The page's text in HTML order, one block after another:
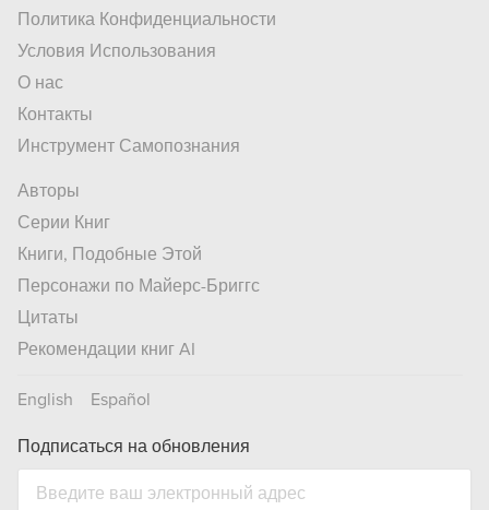
Политика Конфиденциальности
Условия Использования
О нас
Контакты
Инструмент Самопознания
Авторы
Серии Книг
Книги, Подобные Этой
Персонажи по Майерс-Бриггс
Цитаты
Рекомендации книг AI
English Español
Подписаться на обновления